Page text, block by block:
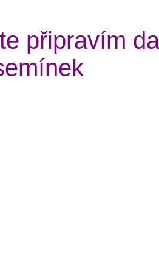
připravím